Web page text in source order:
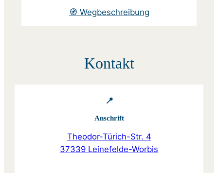
🧭 Wegbeschreibung
Kontakt
📍
Anschrift
Theodor-Türich-Str. 4
37339 Leinefelde-Worbis